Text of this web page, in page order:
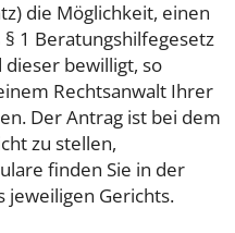
die Möglichkeit, einen
1 Beratungshilfegesetz
dieser bewilligt, so
Rechtsanwalt Ihrer
Der Antrag ist bei dem
zu stellen,
finden Sie in der
jeweiligen Gerichts.